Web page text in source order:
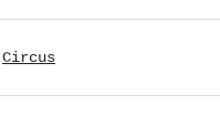
Circus